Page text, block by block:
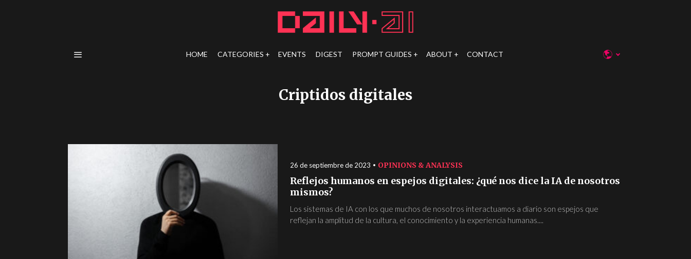
HOME CATEGORIES EVENTS DIGEST PROMPT GUIDES ABOUT CONTACT
Criptidos digitales
26 de septiembre de 2023 OPINIONS & ANALYSIS
Reflejos humanos en espejos digitales: ¿qué nos dice la IA de nosotros
mismos?
Los sistemas de IA con los que muchos de nosotros interactuamos a diario son espejos que
reflejan la amplitud de la cultura, el conocimiento y la experiencia humanas....